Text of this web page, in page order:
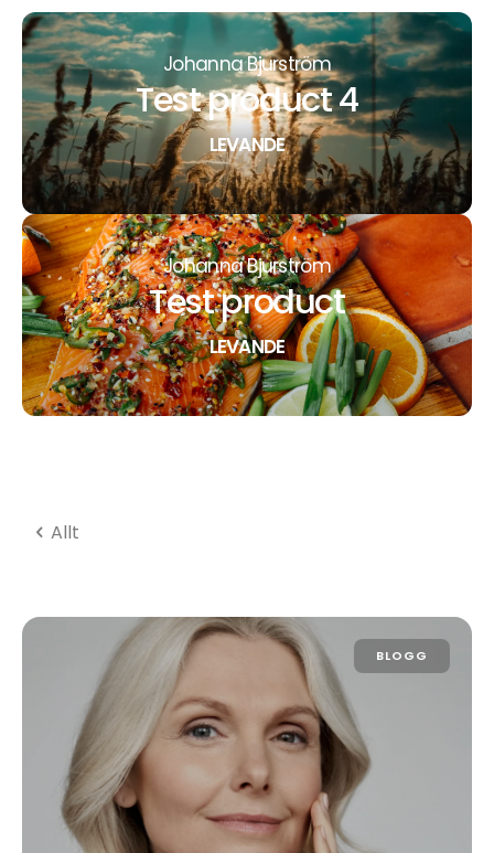
Johanna Bjurström
Test product 4
LEVANDE
Johanna Bjurström
Test product
LEVANDE
Allt
BLOGG